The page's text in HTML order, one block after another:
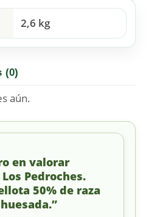
2,6 kg
(0)
aún.
en valorar
Pedroches.
50% de raza